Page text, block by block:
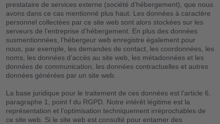
prestataire de services externe (société d’hébergement), que nous
avons dans ce cas mentionné plus haut. Les données à caractère
personnel collectées par ce site web sont alors stockées sur les
serveurs de l’entreprise d’hébergement. En plus des données
susmentionnées, l’hébergeur web enregistre également pour
nous, par exemple, les demandes de contact, les coordonnées, les
noms, les données d’accès au site web, les métadonnées et les
données de communication, les données contractuelles et autres
données générées par un site web.
La base juridique pour le traitement de ces données est l’article 6,
paragraphe 1, point f du RGPD. Notre intérêt légitime est la
représentation et l’optimisation techniquement irréprochables de
ce site web. Si le site web est consulté pour entamer des